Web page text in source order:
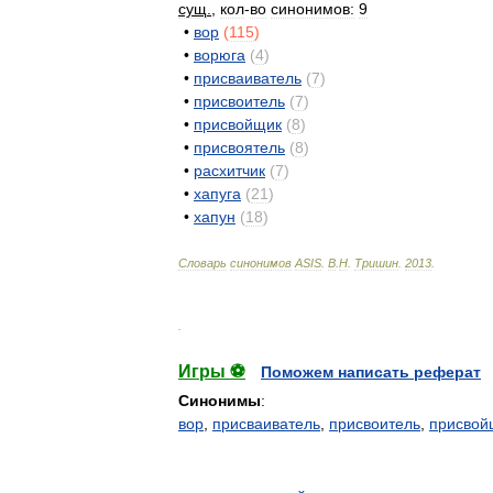
сущ
кол-во синонимов: 9
• вор (115)
• ворюга (4)
• присваиватель (7)
• присвоитель (7)
• присвойщик (8)
• присвоятель (8)
• расхитчик (7)
• хапуга (21)
• хапун (18)
Словарь синонимов ASIS В Н Тришин 2013
Игры ⚽
Поможем написать реферат
Синонимы:
вор присваиватель присвоитель